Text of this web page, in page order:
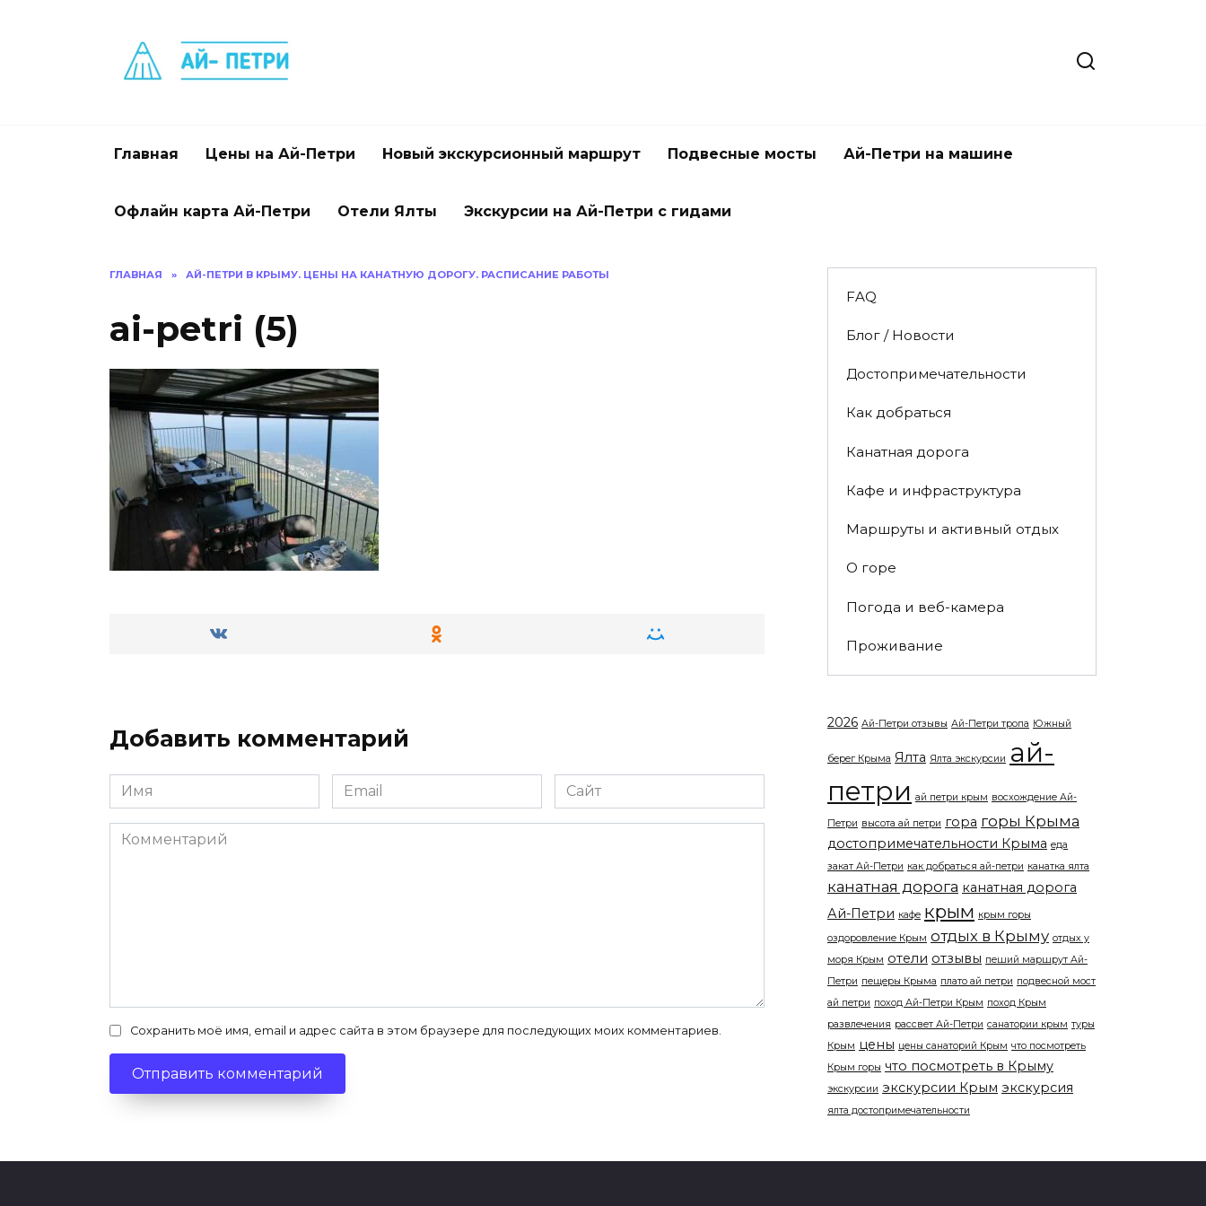
Главная Цены на Ай-Петри Новый экскурсионный маршрут Подвесные мосты Ай-Петри на машине
Офлайн карта Ай-Петри Отели Ялты Экскурсии на Ай-Петри с гидами
ГЛАВНАЯ » АЙ-ПЕТРИ В КРЫМУ. ЦЕНЫ НА КАНАТНУЮ ДОРОГУ. РАСПИСАНИЕ РАБОТЫ
ai-petri (5)
Добавить комментарий
Имя
*
Email
*
Сайт
Комментарий
Сохранить моё имя, email и адрес сайта в этом браузере для последующих моих комментариев.
FAQ
Блог / Новости
Достопримечательности
Как добраться
Канатная дорога
Кафе и инфраструктура
Маршруты и активный отдых
О горе
Погода и веб-камера
Проживание
2026 Ай-Петри отзывы Ай-Петри тропа Южный
берег Крыма Ялта Ялта экскурсии ай-
петри ай петри крым восхождение Ай-
Петри высота ай петри гора горы Крыма
достопримечательности Крыма еда
закат Ай-Петри как добраться ай-петри канатка ялта
канатная дорога канатная дорога
Ай-Петри кафе крым крым горы
оздоровление Крым отдых в Крыму отдых у
моря Крым отели отзывы пеший маршрут Ай-
Петри пещеры Крыма плато ай петри подвесной мост
ай петри поход Ай-Петри Крым поход Крым
развлечения рассвет Ай-Петри санатории крым туры
Крым цены цены санаторий Крым что посмотреть
Крым горы что посмотреть в Крыму
экскурсии экскурсии Крым экскурсия
ялта достопримечательности